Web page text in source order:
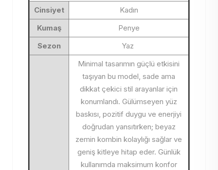
Cinsiyet
Kadın
Kumaş
Penye
Sezon
Yaz
Minimal tasarımın güçlü etkisini
taşıyan bu model, sade ama
dikkat çekici stil arayanlar için
konumlandı. Gülümseyen yüz
baskısı, pozitif duygu ve enerjiyi
doğrudan yansıtırken; beyaz
zemin kombin kolaylığı sağlar ve
geniş kitleye hitap eder. Günlük
kullanımda maksimum konfor